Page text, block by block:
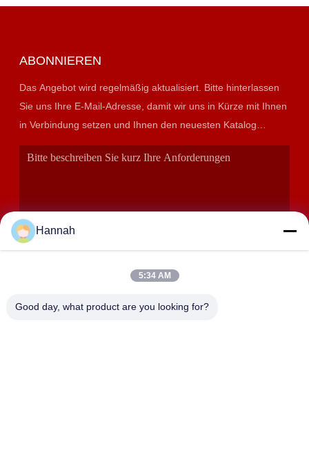
ABONNIEREN
Das Angebot wird regelmäßig aktualisiert. Bitte hinterlassen
Sie uns Ihre E-Mail-Adresse, damit wir uns in Kürze mit Ihnen
in Verbindung setzen und Ihnen den neuesten Katalog
präsentieren können.
Hannah
5:34 AM
Good day, what product are you looking for?